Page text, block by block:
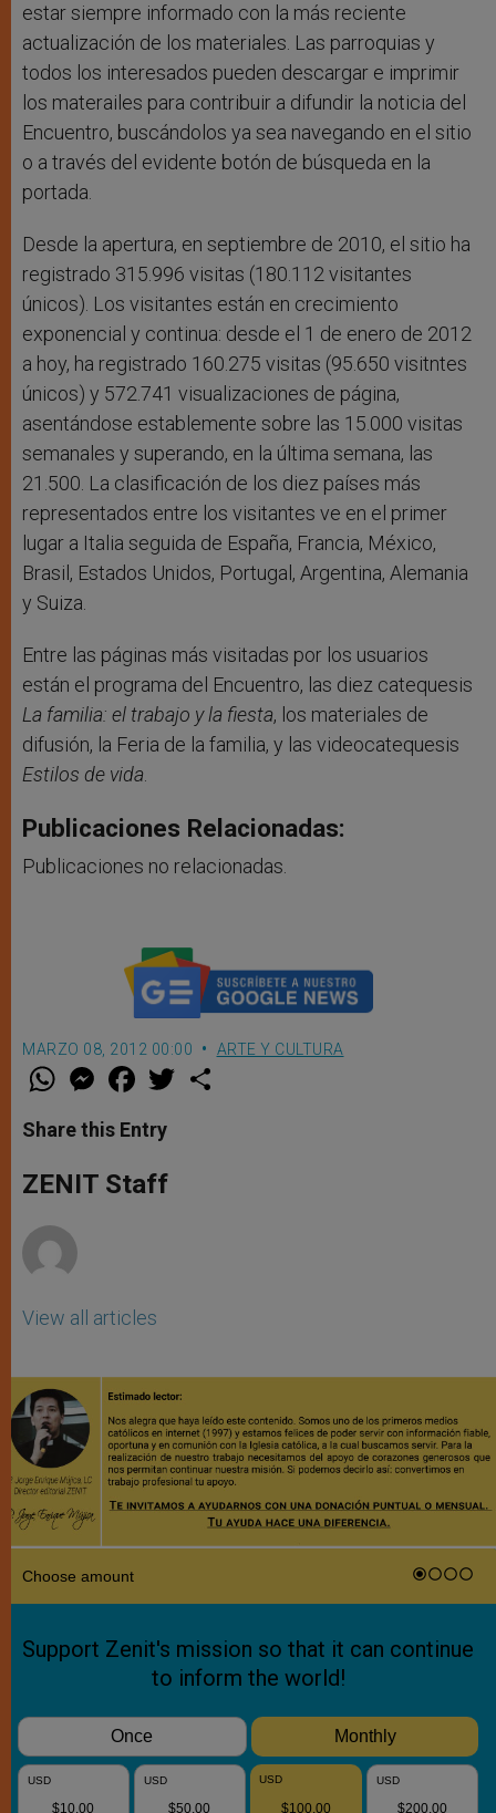
estar siempre informado con la más reciente
actualización de los materiales. Las parroquias y
todos los interesados pueden descargar e imprimir
los materailes para contribuir a difundir la noticia del
Encuentro, buscándolos ya sea navegando en el sitio
o a través del evidente botón de búsqueda en la
portada.
Desde la apertura, en septiembre de 2010, el sitio ha
registrado 315.996 visitas (180.112 visitantes
únicos). Los visitantes están en crecimiento
exponencial y continua: desde el 1 de enero de 2012
a hoy, ha registrado 160.275 visitas (95.650 visitntes
únicos) y 572.741 visualizaciones de página,
asentándose establemente sobre las 15.000 visitas
semanales y superando, en la última semana, las
21.500. La clasificación de los diez países más
representados entre los visitantes ve en el primer
lugar a Italia seguida de España, Francia, México,
Brasil, Estados Unidos, Portugal, Argentina, Alemania
y Suiza.
Entre las páginas más visitadas por los usuarios
están el programa del Encuentro, las diez catequesis
La familia: el trabajo y la fiesta, los materiales de
difusión, la Feria de la familia, y las videocatequesis
Estilos de vida.
Publicaciones Relacionadas:
Publicaciones no relacionadas.
MARZO 08, 2012 00:00 ARTE Y CULTURA
W
t
s
p
p
M
e
s
e
g
e
F
a
e
b
o
k
w
Share this Entry
ZENIT Staff
View all articles